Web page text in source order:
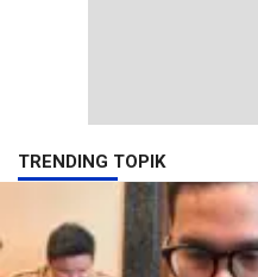
TRENDING TOPIK